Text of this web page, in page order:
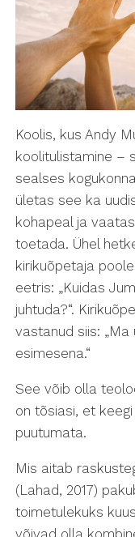
Koolis, kus Andy
koolitulistamine –
sealses
ületas see ka
kohapeal ja
toetada. Ühel
kirikuõpetaja
eetris: „Kuidas
juhtuda?“.
vastanud siis:
esimesena.“
See võib olla
on tõsiasi, et
puutumata.
Mis aitab
(Lahad, 2017)
toimetulekuks